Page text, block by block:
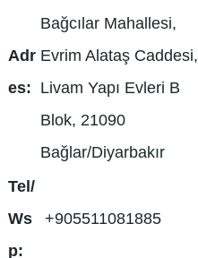
Adr
es:
Bağcılar Mahallesi,
Evrim Alataş Caddesi,
Livam Yapı Evleri B
Blok, 21090
Bağlar/Diyarbakır
Tel/
Ws
p:
+905511081885